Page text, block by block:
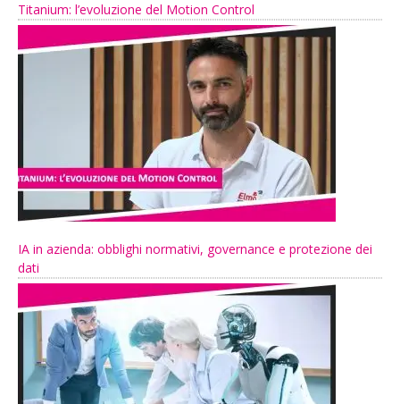
Titanium: l’evoluzione del Motion Control
IA in azienda: obblighi normativi, governance e protezione dei
dati